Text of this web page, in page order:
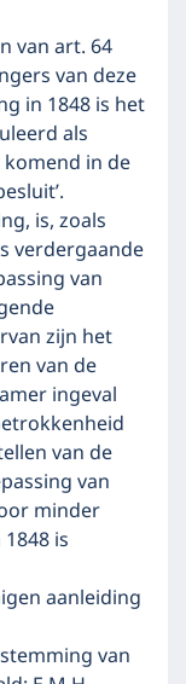
van art. 64
van deze
in 1848 is het
als
in de
is, zoals
verdergaande
van
zijn het
van de
ingeval
van de
van
minder
is
aanleiding
van